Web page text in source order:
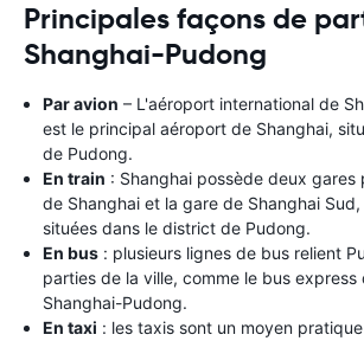
Principales façons de
Shanghai-Pudong
Par avion – L'aéroport international de
est le principal aéroport de Shanghai,
de Pudong.
En train : Shanghai possède deux gares
de Shanghai et la gare de Shanghai
situées dans le district de Pudong.
En bus : plusieurs lignes de bus relient
parties de la ville, comme le bus
Shanghai-Pudong.
En taxi : les taxis sont un moyen